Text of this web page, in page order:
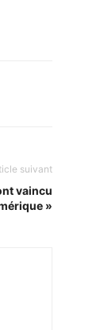
suivant
vaincu
»